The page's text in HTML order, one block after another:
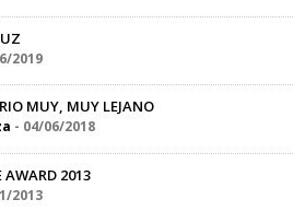
2019
MUY, MUY LEJANO
- 04/06/2018
AWARD 2013
2013